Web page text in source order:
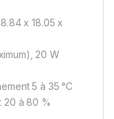
x 18.05 x
20 W
5 à 35 °C
20 à 80 %